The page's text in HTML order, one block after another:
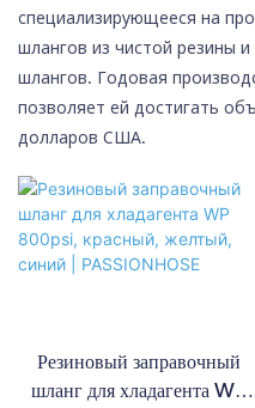
специализирующееся на
шлангов из чистой резины
шлангов. Годовая
позволяет ей достигать
долларов США.
Резиновый заправочный
шланг для хладагента WP